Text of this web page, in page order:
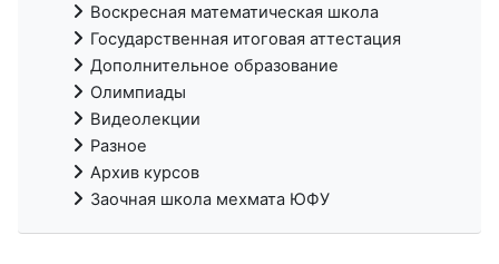
Воскресная математическая школа
Государственная итоговая аттестация
Дополнительное образование
Олимпиады
Видеолекции
Разное
Архив курсов
Заочная школа мехмата ЮФУ